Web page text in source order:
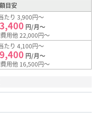
目安
たり 3,900円～
円/月～
用他 22,000円～
たり 4,100円～
円/月～
用他 16,500円～